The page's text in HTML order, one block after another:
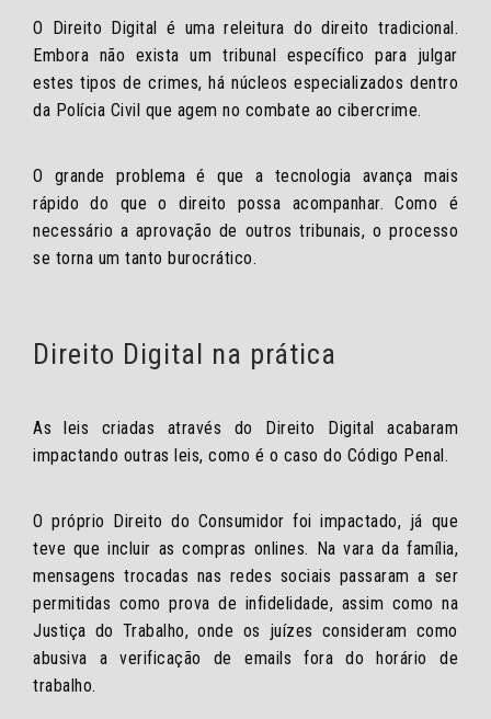
O Direito Digital é uma releitura do direito tradicional.
Embora não exista um tribunal específico para julgar
estes tipos de crimes, há núcleos especializados dentro
da Polícia Civil que agem no combate ao cibercrime.
O grande problema é que a tecnologia avança mais
rápido do que o direito possa acompanhar. Como é
necessário a aprovação de outros tribunais, o processo
se torna um tanto burocrático.
Direito Digital na prática
As leis criadas através do Direito Digital acabaram
impactando outras leis, como é o caso do Código Penal.
O próprio Direito do Consumidor foi impactado, já que
teve que incluir as compras onlines. Na vara da família,
mensagens trocadas nas redes sociais passaram a ser
permitidas como prova de infidelidade, assim como na
Justiça do Trabalho, onde os juízes consideram como
abusiva a verificação de emails fora do horário de
trabalho.